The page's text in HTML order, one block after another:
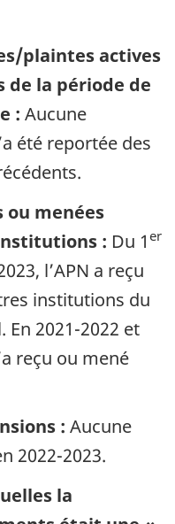
plaintes actives
de la période de
: Aucune
été reportée des
ou menées
: Du 1 er
l’APN a reçu
institutions du
2021-2022 et
reçu ou mené
: Aucune
2022-2023.
la